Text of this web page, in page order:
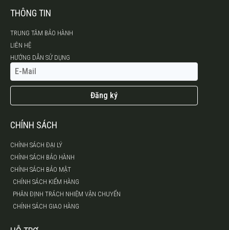
THÔNG TIN
TRUNG TÂM BẢO HÀNH
LIÊN HỆ
HƯỚNG DẪN SỬ DỤNG
Đăng ký
CHÍNH SÁCH
CHÍNH SÁCH ĐẠI LÝ
CHÍNH SÁCH BẢO HÀNH
CHÍNH SÁCH BẢO MẬT
CHÍNH SÁCH KIỂM HÀNG
PHÂN ĐỊNH TRÁCH NHIỆM VẬN CHUYỂN
CHÍNH SÁCH GIAO HÀNG